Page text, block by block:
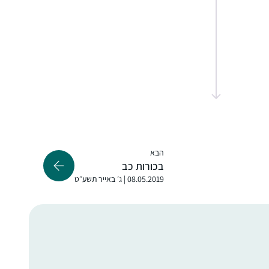
הבא
בכורות כב
08.05.2019 | ג׳ באייר תשע״ט
הדף הוא חלק בלתי נפרד מהיום שלי. לומדת